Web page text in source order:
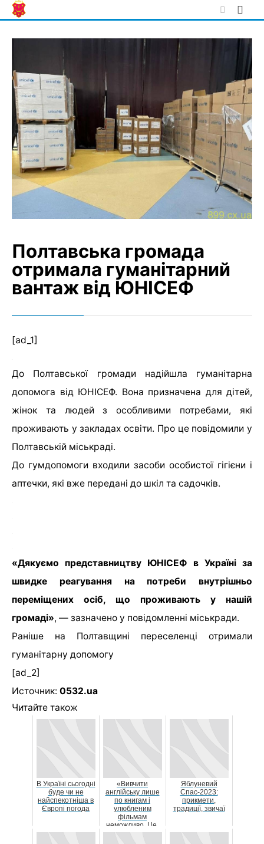
Skip
to
Полтавська громада
отримала гуманітарний
вантаж від ЮНІСЕФ
[ad_1]
До Полтавської громади надійшла гуманітарна
допомога від ЮНІСЕФ. Вона призначена для дітей,
жінок та людей з особливими потребами, які
проживають у закладах освіти. Про це повідомили у
Полтавській міськраді.
До гумдопомоги входили засоби особистої гігієни і
аптечки, які вже передані до шкіл та садочків.
«Дякуємо представництву ЮНІСЕФ в Україні за
швидке реагування на потреби внутрішньо
переміщених осіб, що проживають у нашій
громаді», — зазначено у повідомленні міськради.
Раніше на Полтавщині переселенці отримали
гуманітарну допомогу
[ad_2]
Источник: 0532.ua
Читайте також
В Україні сьогодні
буде чи не
найспекотніша в
Європі погода
«Вивчити
англійську лише
по книгам і
улюбленим
фільмам
неможливо. Це,
як заняття
Яблуневий
Спас-2023:
прикмети,
традиції, звичаї